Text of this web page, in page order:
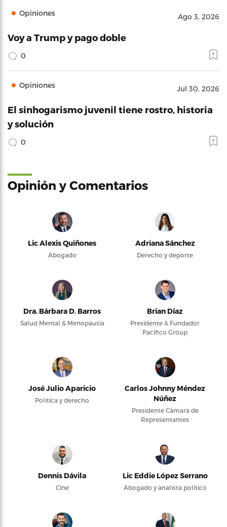
Opiniones Ago 3, 2026
Voy a Trump y pago doble
0
Opiniones Jul 30, 2026
El sinhogarismo juvenil tiene rostro, historia
y solución
0
Opinión y Comentarios
Lic Alexis Quiñones
Abogado
Adriana Sánchez
Derecho y deporte
Dra. Bárbara D. Barros
Salud Mental & Menopausia
Brian Díaz
Presidente & Fundador
Pacifico Group
José Julio Aparicio
Política y derecho
Carlos Johnny Méndez
Núñez
Presidente Cámara de
Representantes
Dennis Dávila
Cine
Lic Eddie López Serrano
Abogado y analista político